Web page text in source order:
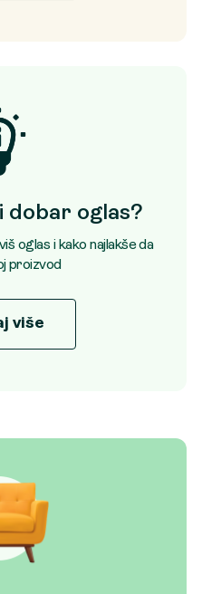
dobar oglas?
oglas i kako najlakše da
proizvod
više